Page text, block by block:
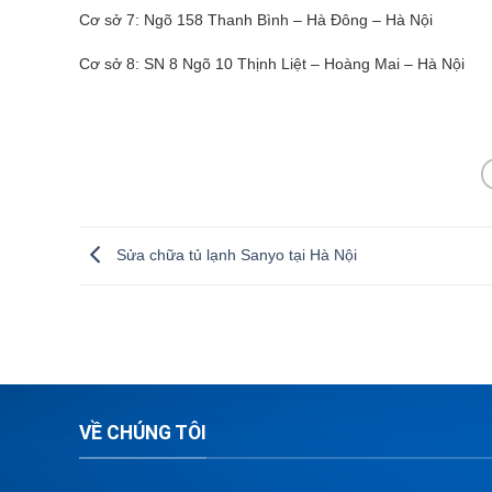
Cơ sở 7: Ngõ 158 Thanh Bình – Hà Đông – Hà Nội
Cơ sở 8: SN 8 Ngõ 10 Thịnh Liệt – Hoàng Mai – Hà Nội
Sửa chữa tủ lạnh Sanyo tại Hà Nội
VỀ CHÚNG TÔI